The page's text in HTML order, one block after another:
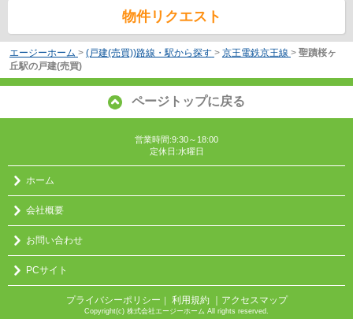
物件リクエスト
エージーホーム > (戸建(売買))路線・駅から探す > 京王電鉄京王線 > 聖蹟桜ヶ
丘駅の戸建(売買)
ページトップに戻る
営業時間:9:30～18:00
定休日:水曜日
ホーム
会社概要
お問い合わせ
PCサイト
プライバシーポリシー ｜ 利用規約 ｜アクセスマップ
Copyright(c) 株式会社エージーホーム All rights reserved.